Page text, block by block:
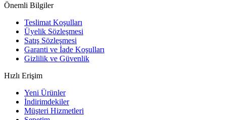
Önemli Bilgiler
Teslimat Koşulları
Üyelik Sözleşmesi
Satış Sözleşmesi
Garanti ve İade Koşulları
Gizlilik ve Güvenlik
Hızlı Erişim
Yeni Ürünler
İndirimdekiler
Müşteri Hizmetleri